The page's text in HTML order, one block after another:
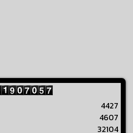
4427
4607
32104